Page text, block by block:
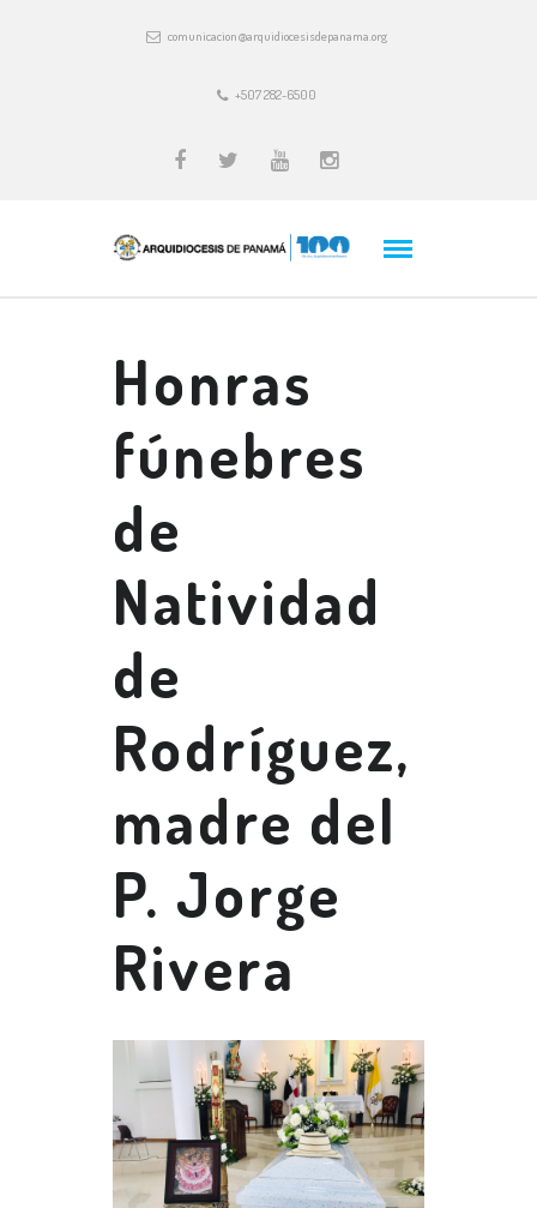
comunicacion@arquidiocesisdepanama.org
+507 282-6500
Honras
fúnebres
de
Natividad
de
Rodríguez,
madre del
P. Jorge
Rivera